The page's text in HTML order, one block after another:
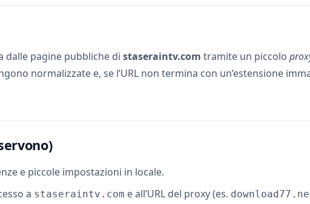
dalle pagine pubbliche di staseraintv.com tramite un piccolo
normalizzate e, se l’URL non termina con un’estensione
e piccole impostazioni in locale.
a staseraintv.com e all’URL del proxy (es.